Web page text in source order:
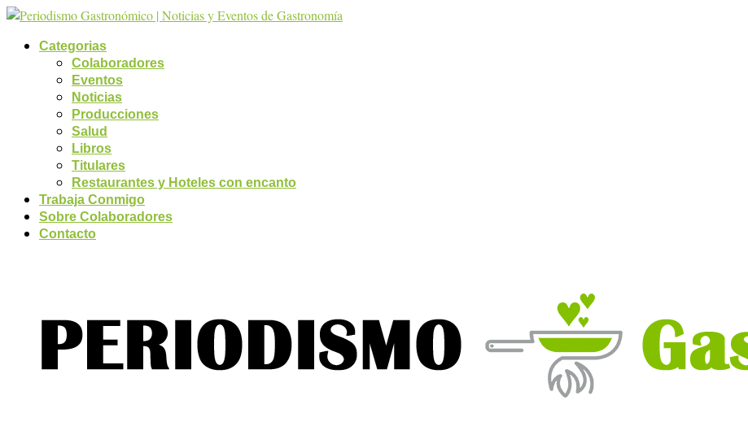
Categorias
Colaboradores
Eventos
Noticias
Producciones
Salud
Libros
Titulares
Restaurantes y Hoteles con encanto
Trabaja Conmigo
Sobre Colaboradores
Contacto